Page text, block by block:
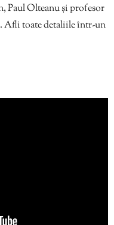
Paul Olteanu și profesor
toate detaliile într-un